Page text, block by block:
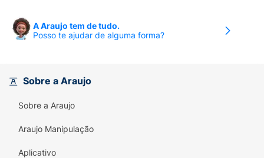
A Araujo tem de tudo.
Posso te ajudar de alguma forma?
Sobre a Araujo
Sobre a Araujo
Araujo Manipulação
Aplicativo